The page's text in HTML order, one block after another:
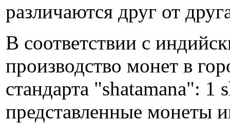
различаются друг от
В соответствии с
производство монет в
стандарта "shatamana": 1
представленные монеты